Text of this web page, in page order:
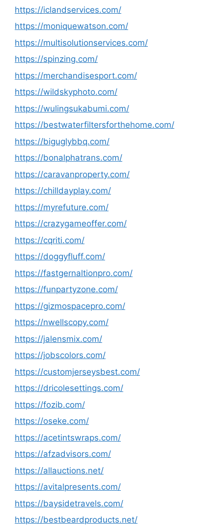
https://iclandservices.com/
https://moniquewatson.com/
https://multisolutionservices.com/
https://spinzing.com/
https://merchandisesport.com/
https://wildskyphoto.com/
https://wulingsukabumi.com/
https://bestwaterfiltersforthehome.com/
https://biguglybbq.com/
https://bonalphatrans.com/
https://caravanproperty.com/
https://chilldayplay.com/
https://myrefuture.com/
https://crazygameoffer.com/
https://cqriti.com/
https://doggyfluff.com/
https://fastgernaltionpro.com/
https://funpartyzone.com/
https://gizmospacepro.com/
https://nwellscopy.com/
https://jalensmix.com/
https://jobscolors.com/
https://customjerseysbest.com/
https://dricolesettings.com/
https://fozib.com/
https://oseke.com/
https://acetintswraps.com/
https://afzadvisors.com/
https://allauctions.net/
https://avitalpresents.com/
https://baysidetravels.com/
https://bestbeardproducts.net/